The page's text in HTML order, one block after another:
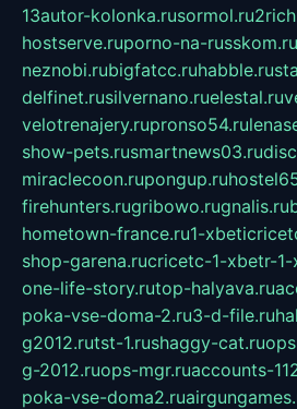
13autor-kolonka.rusormol.ru
hostserve.ruporno-na-russkom.ru
neznobi.rubigfatcc.ruhabble.ru
delfinet.rusilvernano.ruelestal.ru
velotrenajery.rupronso54.ru
show-pets.rusmartnews03.ru
miraclecoon.rupongup.ru
firehunters.rugribowo.rugnalis.ru
hometown-france.ru1-
shop-garena.rucricetc-1-xbetr-
one-life-story.rutop-halyava.ru
poka-vse-doma-2.ru3-d-file.ru
g2012.rutst-1.rushaggy-cat.ru
g-2012.ruops-mgr.ruaccounts-
poka-vse-doma2.ru